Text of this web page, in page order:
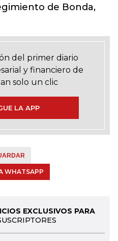
de Bonda,
del primer diario
y financiero de
solo un clic
LA APP
WHATSAPP
EXCLUSIVOS PARA